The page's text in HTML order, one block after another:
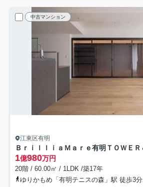
中古マンション
江東区有明
1億980万円
20階 / 60.00㎡ / 1LDK /築17年
ゆりかもめ「有明テニスの森」駅 徒歩3分